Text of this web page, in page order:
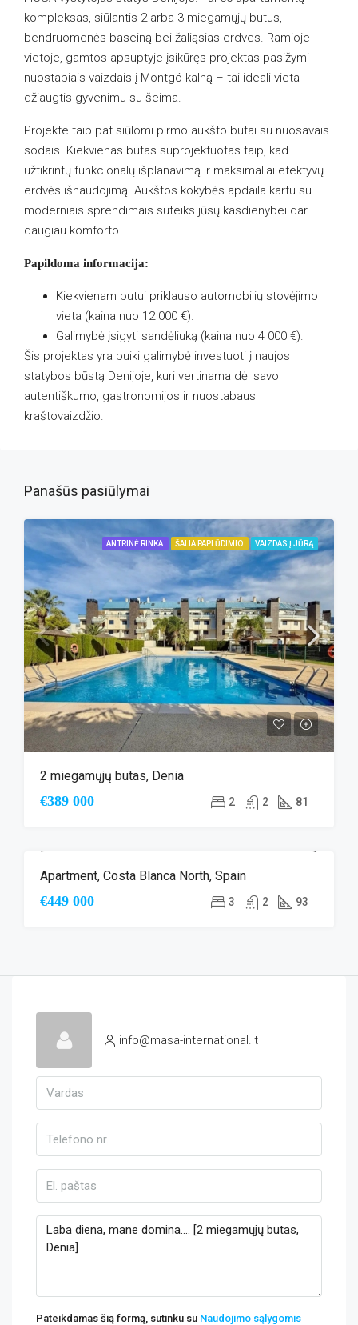
kompleksas, siūlantis 2 arba 3 miegamųjų butus,
bendruomenės baseiną bei žaliąsias erdves. Ramioje
vietoje, gamtos apsuptyje įsikūręs projektas pasižymi
nuostabiais vaizdais į Montgó kalną – tai ideali vieta
džiaugtis gyvenimu su šeima.
Projekte taip pat siūlomi pirmo aukšto butai su nuosavais
sodais. Kiekvienas butas suprojektuotas taip, kad
užtikrintų funkcionalų išplanavimą ir maksimaliai efektyvų
erdvės išnaudojimą. Aukštos kokybės apdaila kartu su
moderniais sprendimais suteiks jūsų kasdienybei dar
daugiau komforto.
Papildoma informacija:
Kiekvienam butui priklauso automobilių stovėjimo
vieta (kaina nuo 12 000 €).
Galimybė įsigyti sandėliuką (kaina nuo 4 000 €).
Šis projektas yra puiki galimybė investuoti į naujos
statybos būstą Denijoje, kuri vertinama dėl savo
autentiškumo, gastronomijos ir nuostabaus
kraštovaizdžio.
Panašūs pasiūlymai
ANTRINĖ RINKA ŠALIA PAPLŪDIMIO VAIZDAS Į JŪRĄ
2 miegamųjų butas, Denia
€389 000 2 2 81
Apartment, Costa Blanca North, Spain
€449 000 3 2 93
info@masa-international.lt
Pateikdamas šią formą, sutinku su Naudojimo sąlygomis